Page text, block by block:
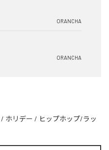
ORANCHA
ORANCHA
/ ホリデー / ヒップホップ/ラッ